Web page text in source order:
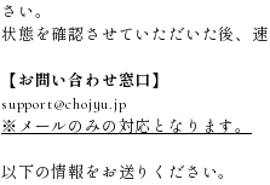
さい。
状態を確認させていただいた後、
【お問い合わせ窓口】
support@chojyu.jp
※メールのみの対応となります。
以下の情報をお送りください。